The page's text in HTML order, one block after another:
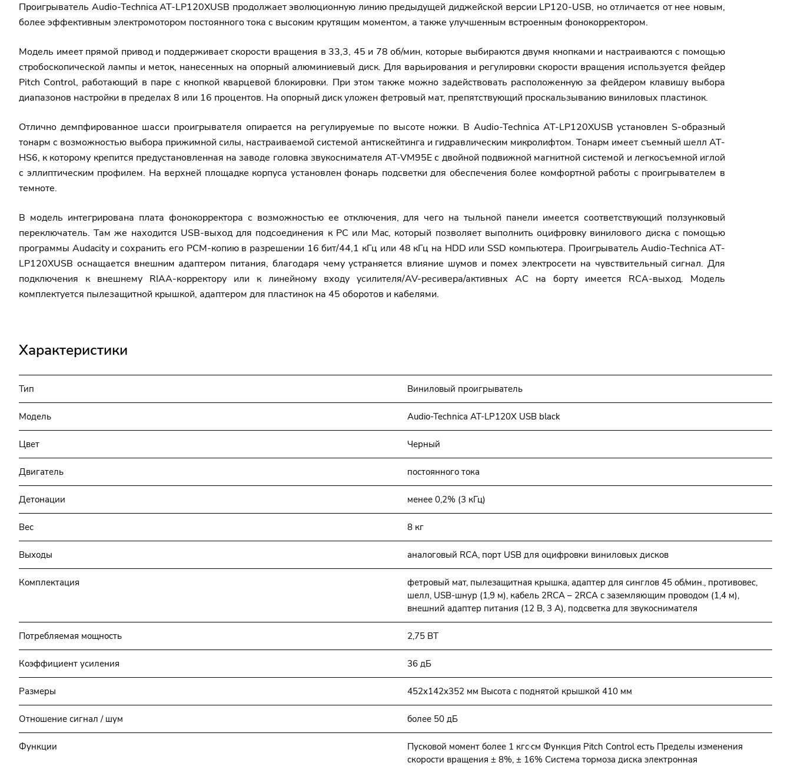
Проигрыватель Audio-Technica AT-LP120XUSB продолжает эволюционную линию предыдущей диджейской версии LP120-USB, но отличается от нее новым,
более эффективным электромотором постоянного тока с высоким крутящим моментом, а также улучшенным встроенным фонокорректором.
Модель имеет прямой привод и поддерживает скорости вращения в 33,3, 45 и 78 об/мин, которые выбираются двумя кнопками и настраиваются с помощью
стробоскопической лампы и меток, нанесенных на опорный алюминиевый диск. Для варьирования и регулировки скорости вращения используется фейдер
Pitch Сontrol, работающий в паре с кнопкой кварцевой блокировки. При этом также можно задействовать расположенную за фейдером клавишу выбора
диапазонов настройки в пределах 8 или 16 процентов. На опорный диск уложен фетровый мат, препятствующий проскальзыванию виниловых пластинок.
Отлично демпфированное шасси проигрывателя опирается на регулируемые по высоте ножки. В Audio-Technica AT-LP120XUSB установлен S-образный
тонарм с возможностью выбора прижимной силы, настраиваемой системой антискейтинга и гидравлическим микролифтом. Тонарм имеет съемный шелл AT-
HS6, к которому крепится предустановленная на заводе головка звукоснимателя AT-VM95E с двойной подвижной магнитной системой и легкосъемной иглой
с эллиптическим профилем. На верхней площадке корпуса установлен фонарь подсветки для обеспечения более комфортной работы с проигрывателем в
темноте.
В модель интегрирована плата фонокорректора с возможностью ее отключения, для чего на тыльной панели имеется соответствующий ползунковый
переключатель. Там же находится USB-выход для подсоединения к PC или Mac, который позволяет выполнить оцифровку винилового диска с помощью
программы Audacity и сохранить его PCM-копию в разрешении 16 бит/44,1 кГц или 48 кГц на HDD или SSD компьютера. Проигрыватель Audio-Technica AT-
LP120XUSB оснащается внешним адаптером питания, благодаря чему устраняется влияние шумов и помех электросети на чувствительный сигнал. Для
подключения к внешнему RIAA-корректору или к линейному входу усилителя/AV-ресивера/активных АС на борту имеется RCA-выход. Модель
комплектуется пылезащитной крышкой, адаптером для пластинок на 45 оборотов и кабелями.
Характеристики
Тип Виниловый проигрыватель
Модель Audio-Technica AT-LP120X USB black
Цвет Черный
Двигатель постоянного тока
Детонации менее 0,2% (3 кГц)
Вес 8 кг
Выходы аналоговый RCA, порт USB для оцифровки виниловых дисков
Комплектация
фетровый мат, пылезащитная крышка, адаптер для синглов 45 об/мин., противовес,
шелл, USB-шнур (1,9 м), кабель 2RCA – 2RCA с заземляющим проводом (1,4 м),
внешний адаптер питания (12 В, 3 А), подсветка для звукоснимателя
Потребляемая мощность 2,75 ВТ
Коэффициент усиления 36 дБ
Размеры 452x142x352 мм Высота с поднятой крышкой 410 мм
Отношение сигнал / шум более 50 дБ
Функции
Пусковой момент более 1 кгс·см Функция Pitch Сontrol есть Пределы изменения
скорости вращения ± 8%, ± 16% Система тормоза диска электронная